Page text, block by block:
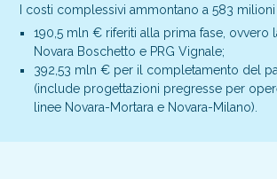
I costi complessivi ammontano a 583
190,5 mln € riferiti alla prima fase, ovvero
Novara Boschetto e PRG Vignale;
392,53 mln € per il completamento del
(include progettazioni pregresse per
linee Novara-Mortara e Novara-Milano).